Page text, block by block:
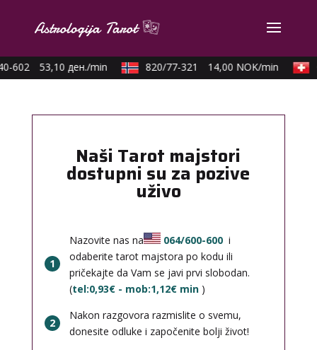
602 53,10 ден./min 820/77-321 14,00 NOK/min
Naši Tarot majstori
dostupni su za pozive
uživo
1
Nazovite nas na 064/600-600 i
odaberite tarot majstora po kodu ili
pričekajte da Vam se javi prvi slobodan.
(tel:0,93€ - mob:1,12€ min )
2
Nakon razgovora razmislite o svemu,
donesite odluke i započenite bolji život!